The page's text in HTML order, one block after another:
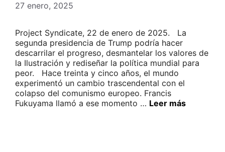
27 enero, 2025
Project Syndicate, 22 de enero de 2025. La
segunda presidencia de Trump podría hacer
descarrilar el progreso, desmantelar los valores de
la Ilustración y rediseñar la política mundial para
peor. Hace treinta y cinco años, el mundo
experimentó un cambio trascendental con el
colapso del comunismo europeo. Francis
Fukuyama llamó a ese momento … Leer más